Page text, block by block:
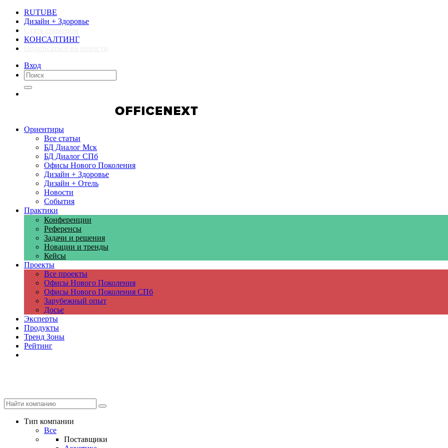
RUTUBE
Дизайн + Здоровье
КОНСАЛТИНГ
Вход
Ориентиры
Все статьи
БД Диалог Мск
БД Диалог СПб
Офисы Нового Поколения
Дизайн + Здоровье
Дизайн + Отель
Новости
События
Практики
Конференции
Референсы
Задачи и решения
Новации и тренды
Кейсы
Проекты
Все проекты
Офисы Нового Поколения
Офисы Нового Поколения СПб
Зарубежный опыт
Досье
Эксперты
Продукты
Тренд Зоны
Рейтинг
Тип компании
Все
Поставщики